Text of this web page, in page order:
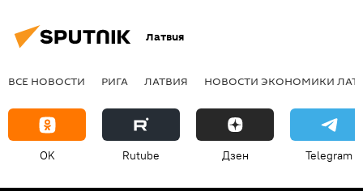
Латвия
ВСЕ НОВОСТИ РИГА ЛАТВИЯ НОВОСТИ ЭКОНОМИКИ
OK Rutube Дзен Telegram